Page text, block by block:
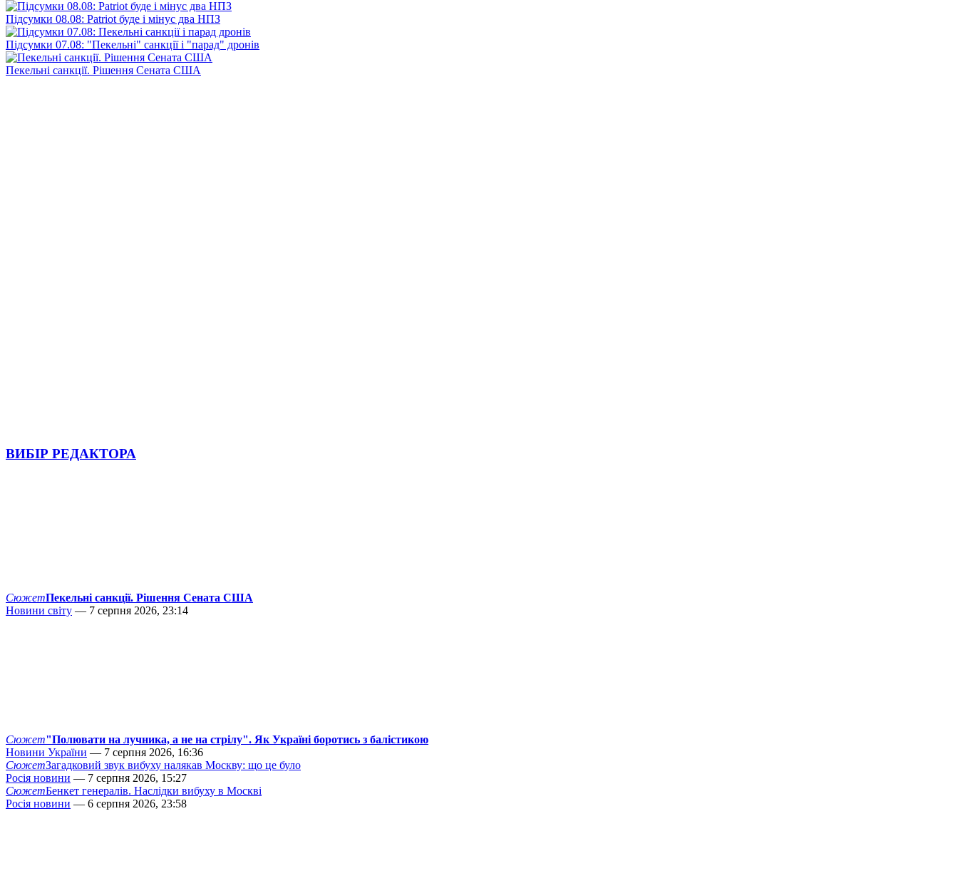
Підсумки 08.08: Patriot буде і мінус два НПЗ
Підсумки 07.08: "Пекельні" санкції і "парад" дронів
Пекельні санкції. Рішення Сената США
ВИБІР РЕДАКТОРА
СюжетПекельні санкції. Рішення Сената США
Новини світу — 7 серпня 2026, 23:14
Сюжет"Полювати на лучника, а не на стрілу". Як Україні боротись з балістикою
Новини України — 7 серпня 2026, 16:36
СюжетЗагадковий звук вибуху налякав Москву: що це було
Росія новини — 7 серпня 2026, 15:27
СюжетБенкет генералів. Наслідки вибуху в Москві
Росія новини — 6 серпня 2026, 23:58